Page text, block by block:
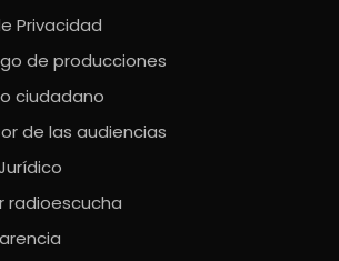
Privacidad
de producciones
ciudadano
de las audiencias
radioescucha